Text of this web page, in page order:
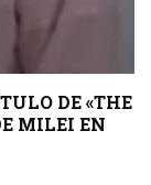
DE «THE
MILEI EN